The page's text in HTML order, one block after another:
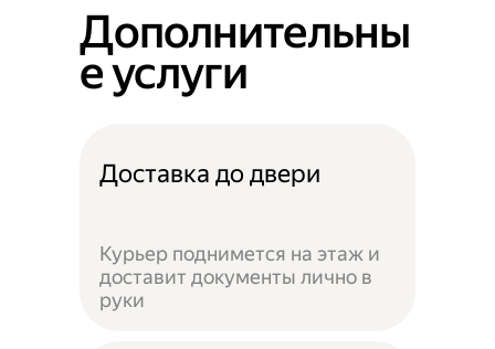
Дополнительны
е услуги
Доставка до двери
Курьер поднимется на этаж и
доставит документы лично в
руки